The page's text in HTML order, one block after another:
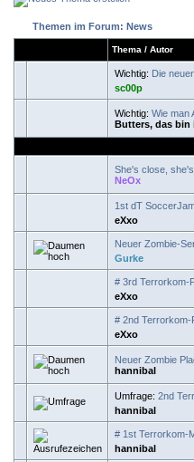
Themen im Forum: News
Thema / Autor
Wichtig: Die
sc00p
Wichtig: Wie man
Butters, das bin
She's close,
NeOx
1st dT
eXxo
Neuer Zombie-
Gurke
# 3rd Terrorkom-
eXxo
# 2nd Terrorkom-
eXxo
Neuer Zombie
hannibal
Umfrage: 2nd
hannibal
# 1st Terrorkom-
hannibal